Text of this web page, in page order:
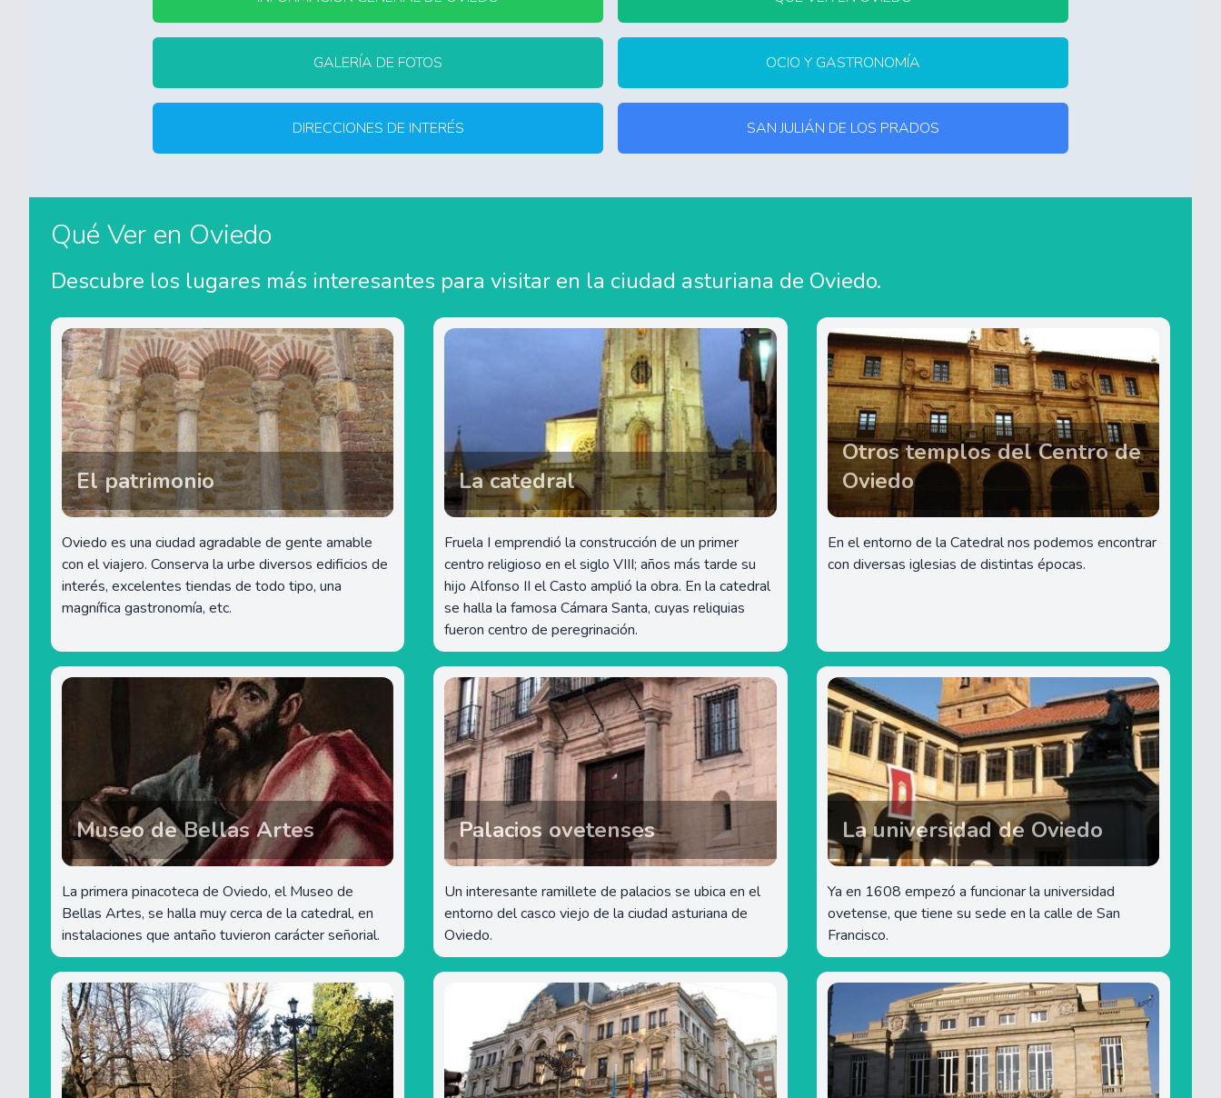
GALERÍA DE FOTOS OCIO Y GASTRONOMÍA
DIRECCIONES DE INTERÉS SAN JULIÁN DE LOS PRADOS
Qué Ver en Oviedo
Descubre los lugares más interesantes para visitar en la ciudad asturiana de Oviedo.
El patrimonio
Oviedo es una ciudad agradable de gente amable
con el viajero. Conserva la urbe diversos edificios de
interés, excelentes tiendas de todo tipo, una
magnífica gastronomía, etc.
La catedral
Fruela I emprendió la construcción de un primer
centro religioso en el siglo VIII; años más tarde su
hijo Alfonso II el Casto amplió la obra. En la catedral
se halla la famosa Cámara Santa, cuyas reliquias
fueron centro de peregrinación.
Otros templos del Centro de
Oviedo
En el entorno de la Catedral nos podemos encontrar
con diversas iglesias de distintas épocas.
Museo de Bellas Artes
La primera pinacoteca de Oviedo, el Museo de
Bellas Artes, se halla muy cerca de la catedral, en
instalaciones que antaño tuvieron carácter señorial.
Palacios ovetenses
Un interesante ramillete de palacios se ubica en el
entorno del casco viejo de la ciudad asturiana de
Oviedo.
La universidad de Oviedo
Ya en 1608 empezó a funcionar la universidad
ovetense, que tiene su sede en la calle de San
Francisco.